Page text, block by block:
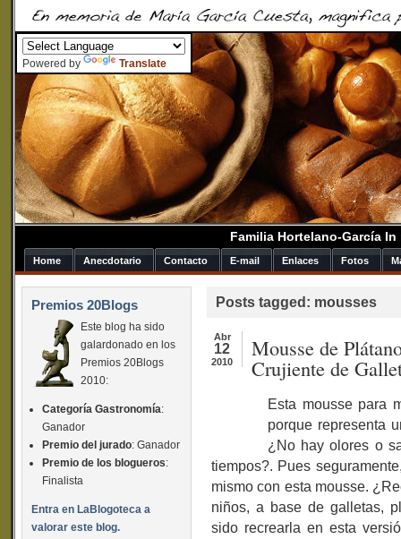
Powered by Translate
Familia Hortelano-García
Home Anecdotario Contacto E-mail Enlaces Fotos
Premios 20Blogs
Este blog ha sido
galardonado en los
Premios 20Blogs
2010:
Categoría Gastronomía:
Ganador
Premio del jurado: Ganador
Premio de los blogueros:
Finalista
Entra en LaBlogoteca a
valorar este blog.
Posts tagged: mousses
Abr
12
2010
Mousse de
Crujiente de
Esta mousse para
porque representa
¿No hay olores o
tiempos?. Pues
mismo con esta mousse.
niños, a base de galletas,
sido recrearla en esta